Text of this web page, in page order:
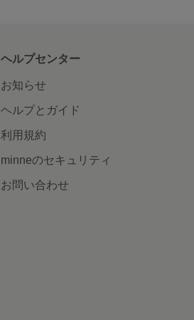
ヘルプセンター
お知らせ
ヘルプとガイド
利用規約
minneのセキュリティ
お問い合わせ